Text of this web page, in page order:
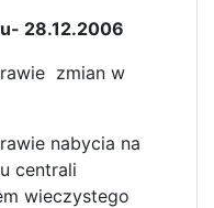
28.12.2006
zmian w
nabycia na
centrali
wieczystego